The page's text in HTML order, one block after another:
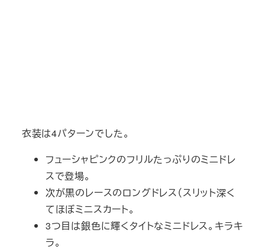
衣装は4パターンでした。
フューシャピンクのフリルたっぷりのミニドレ
スで登場。
次が黒のレースのロングドレス（スリット深く
てほぼミニスカート。
3つ目は銀色に輝くタイトなミニドレス。キラキ
ラ。